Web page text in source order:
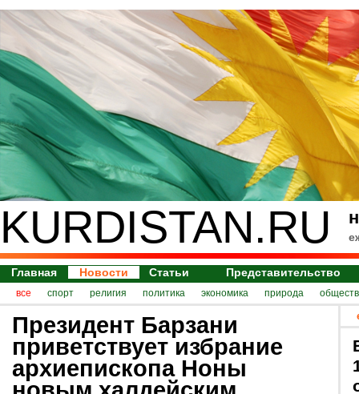
KURDISTAN.RU
Главная Новости Статьи Представительство
все спорт религия политика экономика природа
Президент Барзани
приветствует избрание
архиепископа Ноны